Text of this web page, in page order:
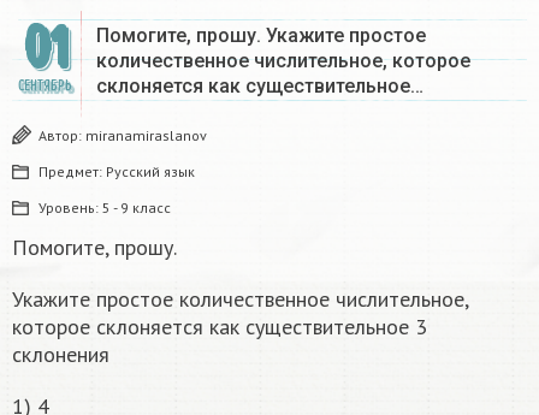
01
СЕНТЯБРЬ
Помогите, прошу. Укажите простое
количественное числительное, которое
склоняется как существительное…
Автор: miranamiraslanov
Предмет: Русский язык
Уровень: 5 - 9 класс
Помогите, прошу.
Укажите простое количественное числительное,
которое склоняется как существительное 3
склонения
1) 4